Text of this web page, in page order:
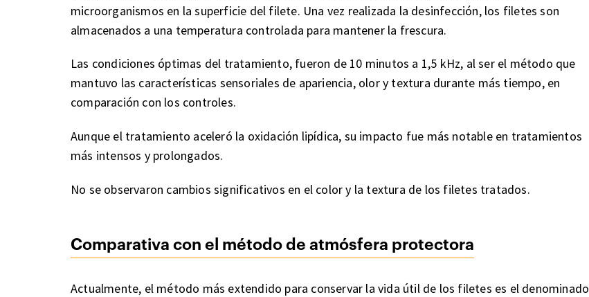
microorganismos en la superficie del filete. Una vez realizada la desinfección, los filetes son
almacenados a una temperatura controlada para mantener la frescura.
Las condiciones óptimas del tratamiento, fueron de 10 minutos a 1,5 kHz, al ser el método que
mantuvo las características sensoriales de apariencia, olor y textura durante más tiempo, en
comparación con los controles.
Aunque el tratamiento aceleró la oxidación lipídica, su impacto fue más notable en tratamientos
más intensos y prolongados.
No se observaron cambios significativos en el color y la textura de los filetes tratados.
Comparativa con el método de atmósfera protectora
Actualmente, el método más extendido para conservar la vida útil de los filetes es el denominado